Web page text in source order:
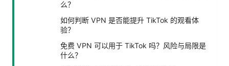
么？
如何判断 VPN 是否能提升 TikTok 的观看体
验？
免费 VPN 可以用于 TikTok 吗？风险与局限是
什么？